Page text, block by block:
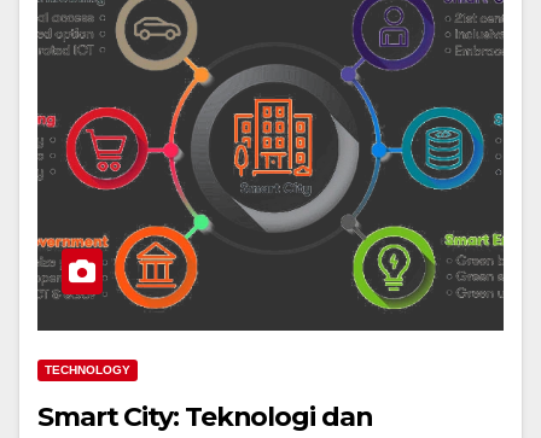
TECHNOLOGY
Smart City: Teknologi dan